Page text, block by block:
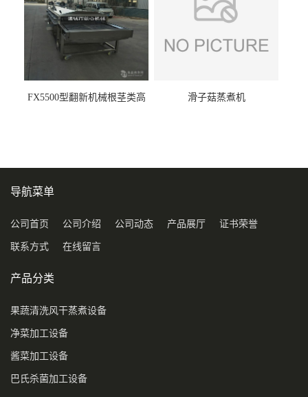
FX5500型翻新机械根茎类高
滑子菇蒸煮机
导航菜单
公司首页 公司介绍 公司动态 产品展厅 证书荣誉
联系方式 在线留言
产品分类
果蔬清洗风干蒸煮设备
净菜加工设备
酱菜加工设备
巴氏杀菌加工设备